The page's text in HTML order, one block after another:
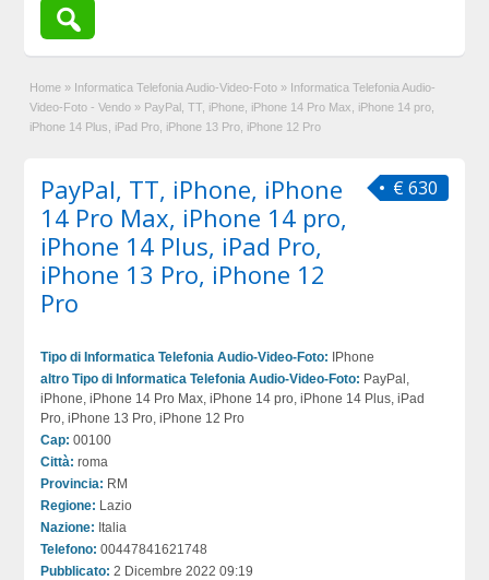
Home » Informatica Telefonia Audio-Video-Foto » Informatica Telefonia Audio-
Video-Foto - Vendo » PayPal, TT, iPhone, iPhone 14 Pro Max, iPhone 14 pro,
iPhone 14 Plus, iPad Pro, iPhone 13 Pro, iPhone 12 Pro
€ 630
PayPal, TT, iPhone, iPhone
14 Pro Max, iPhone 14 pro,
iPhone 14 Plus, iPad Pro,
iPhone 13 Pro, iPhone 12
Pro
Tipo di Informatica Telefonia Audio-Video-Foto:
IPhone
altro Tipo di Informatica Telefonia Audio-Video-Foto: PayPal,
iPhone, iPhone 14 Pro Max, iPhone 14 pro, iPhone 14 Plus, iPad
Pro, iPhone 13 Pro, iPhone 12 Pro
Cap: 00100
Città: roma
Provincia: RM
Regione: Lazio
Nazione: Italia
Telefono: 00447841621748
Pubblicato: 2 Dicembre 2022 09:19